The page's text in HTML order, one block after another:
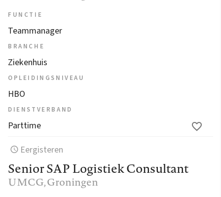
FUNCTIE
Teammanager
BRANCHE
Ziekenhuis
OPLEIDINGSNIVEAU
HBO
DIENSTVERBAND
Parttime
Eergisteren
Senior SAP Logistiek Consultant
UMCG, Groningen